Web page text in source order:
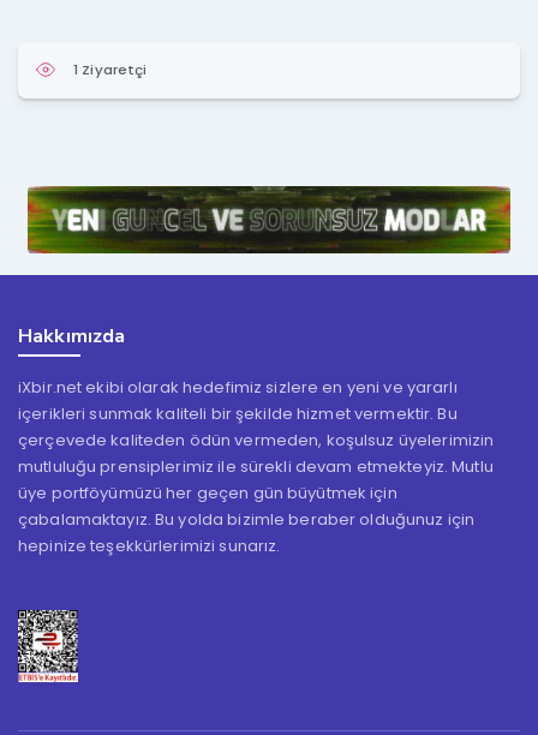
1 Ziyaretçi
Hakkımızda
iXbir.net ekibi olarak hedefimiz sizlere en yeni ve yararlı
içerikleri sunmak kaliteli bir şekilde hizmet vermektir. Bu
çerçevede kaliteden ödün vermeden, koşulsuz üyelerimizin
mutluluğu prensiplerimiz ile sürekli devam etmekteyiz. Mutlu
üye portföyümüzü her geçen gün büyütmek için
çabalamaktayız. Bu yolda bizimle beraber olduğunuz için
hepinize teşekkürlerimizi sunarız.